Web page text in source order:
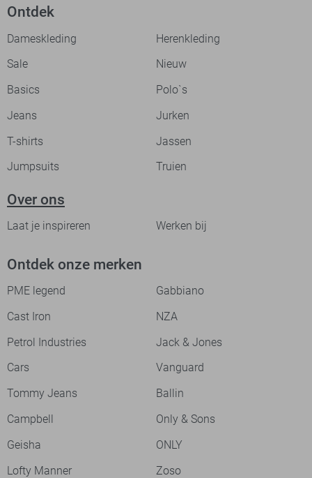
Ontdek
Dameskleding
Herenkleding
Sale
Nieuw
Basics
Polo`s
Jeans
Jurken
T-shirts
Jassen
Jumpsuits
Truien
Over ons
Laat je inspireren Werken bij
Ontdek onze merken
PME legend
Gabbiano
Cast Iron
NZA
Petrol Industries
Jack & Jones
Cars
Vanguard
Tommy Jeans
Ballin
Campbell
Only & Sons
Geisha
ONLY
Lofty Manner
Zoso